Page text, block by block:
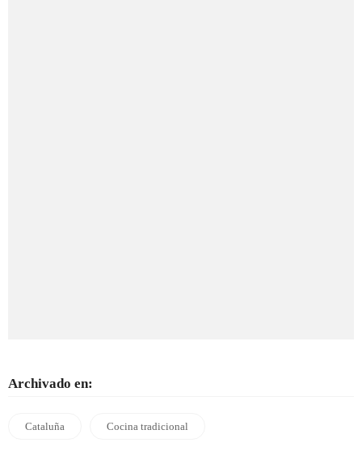
Archivado en:
Cataluña Cocina tradicional